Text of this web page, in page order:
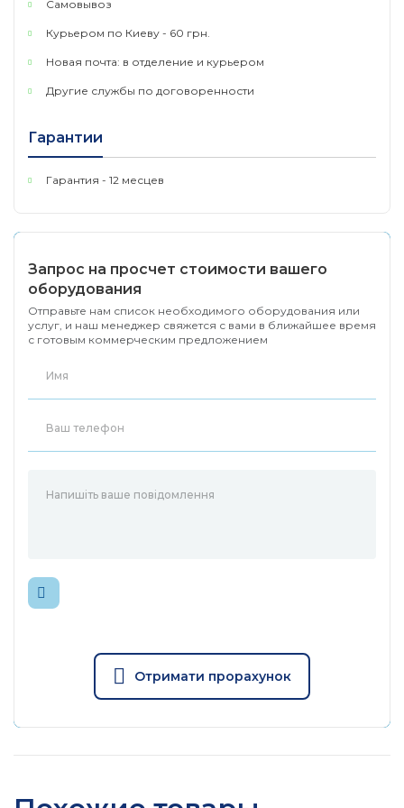
Локальное & Облачное хранилище
или с помощью облачных служб Tapo Care**.
Защищенность от атмосферных воздействий
водонепроницаемость и пыленепроницаемость
для внешних сценариев.
Проводная/беспроводная сеть
КАМЕРА
Датчик
изображения
1/3” CMOS-датчик Starlight с
прогрессивным
сканированием
Объектив
мм
диагонали), 95° (по
вертикали)
Диапазон
движения
850 нм ИК светодиод (29,9
м)
Самовывоз
Курьером по Киеву - 60 грн.
Новая почта: в отделение и курьером
Другие службы по договоренности
Гарантии
Гарантия - 12 месцев
Запрос на просчет стоимости вашего
оборудования
Отправьте нам список необходимого оборудования или
услуг, и наш менеджер свяжется с вами в ближайшее время
с готовым коммерческим предложением
Отримати прорахунок